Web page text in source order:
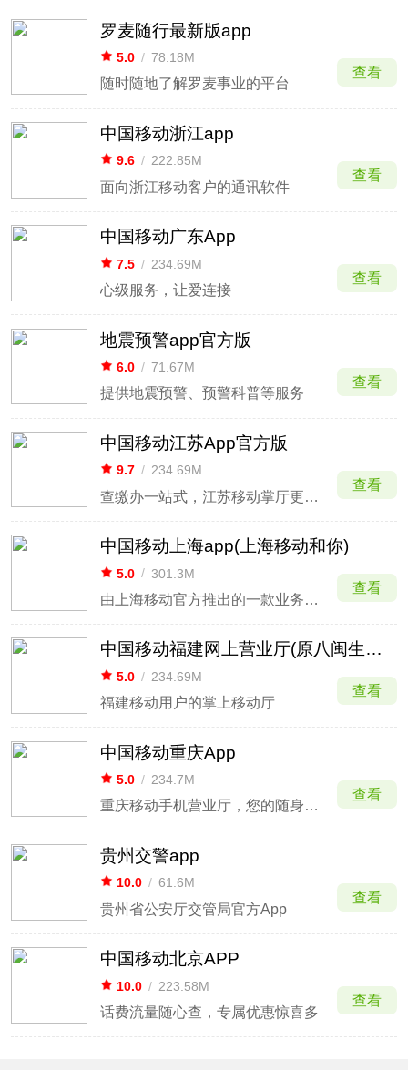
罗麦随行最新版app
5.0 / 78.18M
随时随地了解罗麦事业的平台
查看
中国移动浙江app
9.6 / 222.85M
面向浙江移动客户的通讯软件
查看
中国移动广东App
7.5 / 234.69M
心级服务，让爱连接
查看
地震预警app官方版
6.0 / 71.67M
提供地震预警、预警科普等服务
查看
中国移动江苏App官方版
9.7 / 234.69M
查缴办一站式，江苏移动掌厅更懂你
查看
中国移动上海app(上海移动和你)
5.0 / 301.3M
由上海移动官方推出的一款业务办理软件
查看
中国移动福建网上营业厅(原八闽生活app)
5.0 / 234.69M
福建移动用户的掌上移动厅
查看
中国移动重庆App
5.0 / 234.7M
重庆移动手机营业厅，您的随身营业厅
查看
贵州交警app
10.0 / 61.6M
贵州省公安厅交管局官方App
查看
中国移动北京APP
10.0 / 223.58M
话费流量随心查，专属优惠惊喜多
查看